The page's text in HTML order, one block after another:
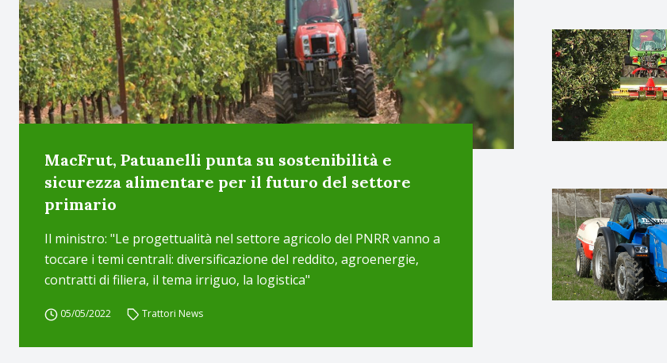
MacFrut, Patuanelli punta su sostenibilità e
sicurezza alimentare per il futuro del settore
primario
Il ministro: "Le progettualità nel settore agricolo del PNRR vanno a
toccare i temi centrali: diversificazione del reddito, agroenergie,
contratti di filiera, il tema irriguo, la logistica"
05/05/2022 Trattori News